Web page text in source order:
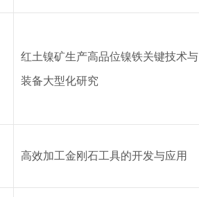
红土镍矿生产高品位镍铁关键技术与
装备大型化研究
高效加工金刚石工具的开发与应用